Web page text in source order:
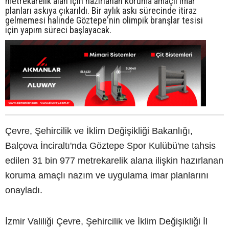
planları askıya çıkarıldı. Bir aylık askı sürecinde itiraz
gelmemesi halinde Göztepe'nin olimpik branşlar tesisi
için yapım süreci başlayacak.
Çevre, Şehircilik ve İklim Değişikliği Bakanlığı,
Balçova İnciraltı'nda Göztepe Spor Kulübü'ne tahsis
edilen 31 bin 977 metrekarelik alana ilişkin hazırlanan
koruma amaçlı nazım ve uygulama imar planlarını
onayladı.
İzmir Valiliği Çevre, Şehircilik ve İklim Değişikliği İl